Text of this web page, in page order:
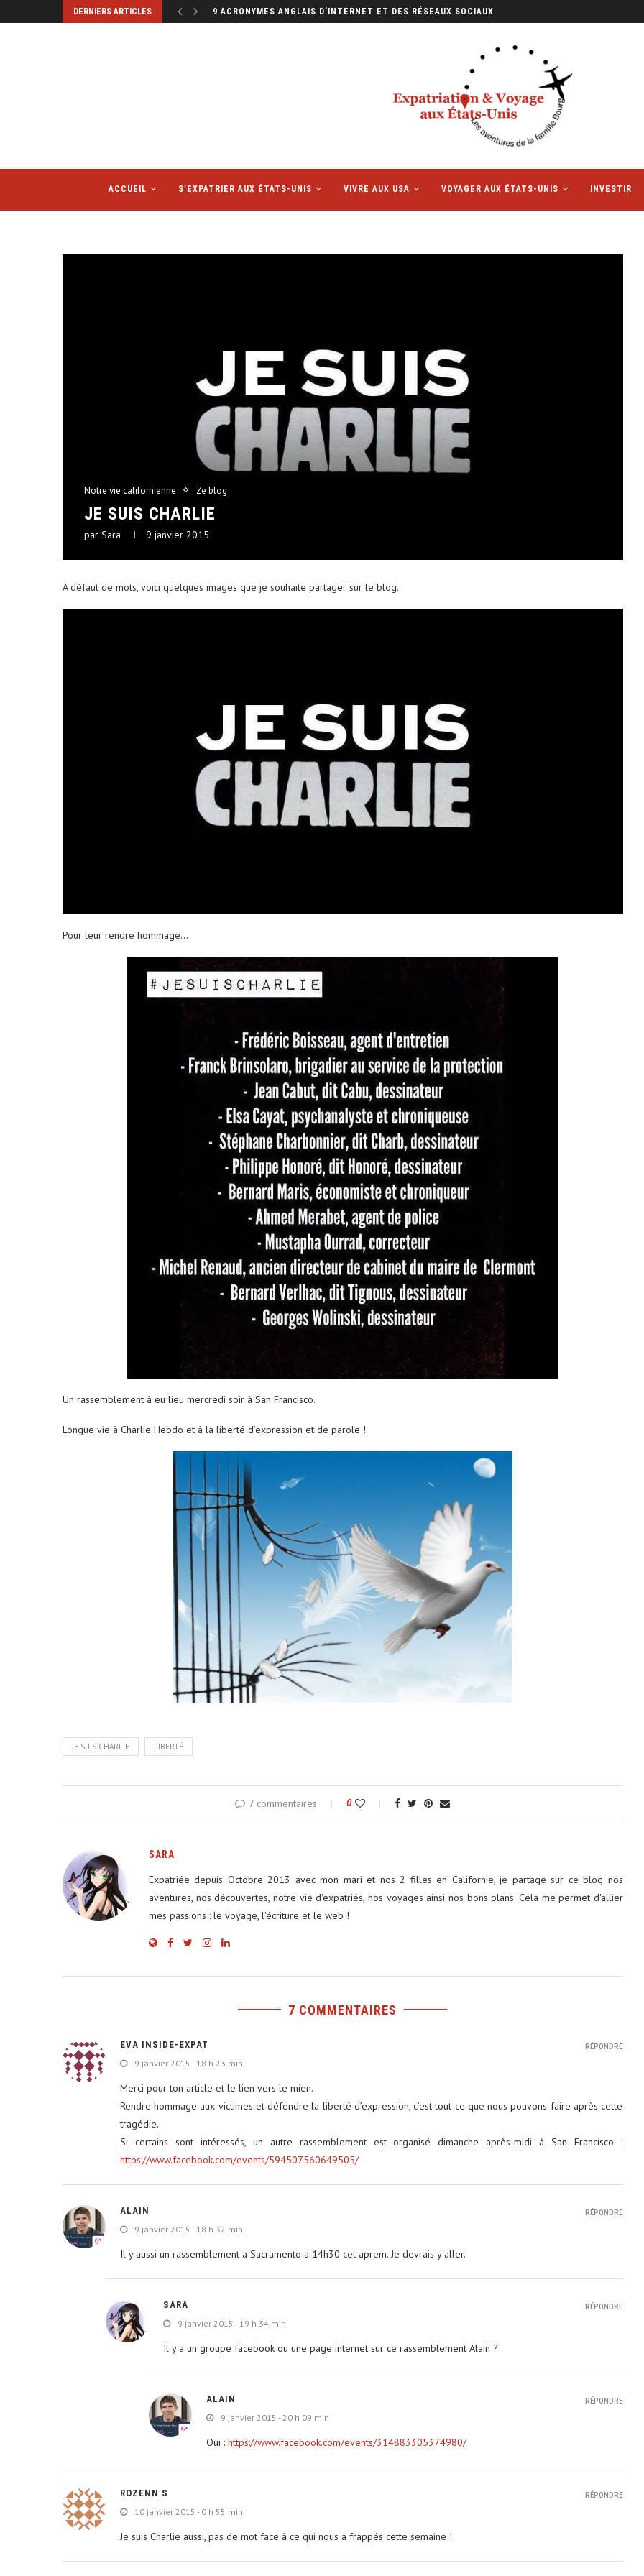
DERNIERS ARTICLES 9 ACRONYMES ANGLAIS D’INTERNET ET DES RÉSEAUX SOCIAUX
ACCUEIL S’EXPATRIER AUX ÉTATS-UNIS VIVRE AUX USA VOYAGER AUX ÉTATS-UNIS INVESTIR
Notre vie californienne Ze blog
JE SUIS CHARLIE
par Sara 9 janvier 2015
A défaut de mots, voici quelques images que je souhaite partager sur le blog.
Pour leur rendre hommage…
Un rassemblement à eu lieu mercredi soir à San Francisco.
Longue vie à Charlie Hebdo et à la liberté d’expression et de parole !
JE SUIS CHARLIE LIBERTÉ
7 commentaires 0
SARA
Expatriée depuis Octobre 2013 avec mon mari et nos 2 filles en Californie, je partage sur ce blog nos
aventures, nos découvertes, notre vie d'expatriés, nos voyages ainsi nos bons plans. Cela me permet d'allier
mes passions : le voyage, l'écriture et le web !
7 COMMENTAIRES
EVA INSIDE-EXPAT
9 janvier 2015 - 18 h 23 min
Merci pour ton article et le lien vers le mien.
Rendre hommage aux victimes et défendre la liberté d’expression, c’est tout ce que nous pouvons faire après cette
tragédie.
Si certains sont intéressés, un autre rassemblement est organisé dimanche après-midi à San Francisco :
https://www.facebook.com/events/594507560649505/
RÉPONDRE
ALAIN
9 janvier 2015 - 18 h 32 min
Il y aussi un rassemblement a Sacramento a 14h30 cet aprem. Je devrais y aller.
RÉPONDRE
SARA
9 janvier 2015 - 19 h 34 min
Il y a un groupe facebook ou une page internet sur ce rassemblement Alain ?
RÉPONDRE
ALAIN
9 janvier 2015 - 20 h 09 min
Oui : https://www.facebook.com/events/314883305374980/
RÉPONDRE
ROZENN S
10 janvier 2015 - 0 h 55 min
Je suis Charlie aussi, pas de mot face à ce qui nous a frappés cette semaine !
RÉPONDRE
Louer une voiture aux États-Unis : 8
conseils...
4 juin 2025
Découvrez le monde autrement avec
Evaneos : voyagez...